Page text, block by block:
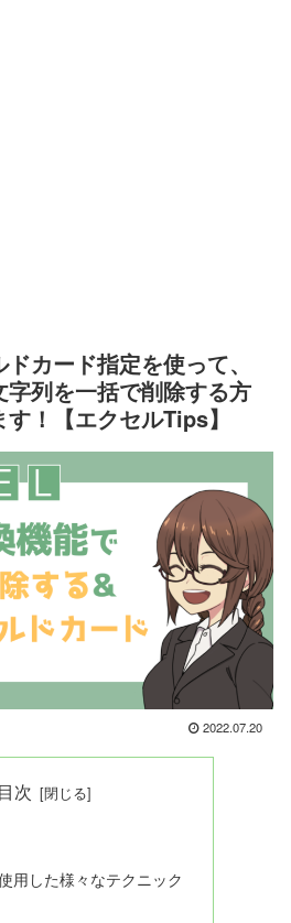
カード指定を使って、
列を一括で削除する方
！【エクセルTips】
2022.07.20
目次
用した様々なテクニック